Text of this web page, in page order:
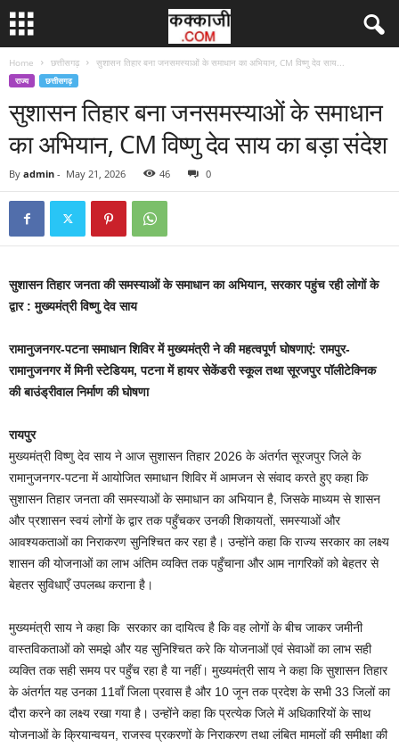
Home छत्तीसगढ़ सुशासन तिहार बना जनसमस्याओं के समाधान का अभियान, CM विष्णु देव साय...
राज्य छत्तीसगढ़
सुशासन तिहार बना जनसमस्याओं के समाधान
का अभियान, CM विष्णु देव साय का बड़ा संदेश
By admin - May 21, 2026 46 0
सुशासन तिहार जनता की समस्याओं के समाधान का अभियान, सरकार पहुंच रही लोगों के
द्वार : मुख्यमंत्री विष्णु देव साय
रामानुजनगर-पटना समाधान शिविर में मुख्यमंत्री ने की महत्वपूर्ण घोषणाएं: रामपुर-
रामानुजनगर में मिनी स्टेडियम, पटना में हायर सेकेंडरी स्कूल तथा सूरजपुर पॉलीटेक्निक
की बाउंड्रीवाल निर्माण की घोषणा
रायपुर
मुख्यमंत्री विष्णु देव साय ने आज सुशासन तिहार 2026 के अंतर्गत सूरजपुर जिले के
रामानुजनगर-पटना में आयोजित समाधान शिविर में आमजन से संवाद करते हुए कहा कि
सुशासन तिहार जनता की समस्याओं के समाधान का अभियान है, जिसके माध्यम से शासन
और प्रशासन स्वयं लोगों के द्वार तक पहुँचकर उनकी शिकायतों, समस्याओं और
आवश्यकताओं का निराकरण सुनिश्चित कर रहा है। उन्होंने कहा कि राज्य सरकार का लक्ष्य
शासन की योजनाओं का लाभ अंतिम व्यक्ति तक पहुँचाना और आम नागरिकों को बेहतर से
बेहतर सुविधाएँ उपलब्ध कराना है।
मुख्यमंत्री साय ने कहा कि सरकार का दायित्व है कि वह लोगों के बीच जाकर जमीनी
वास्तविकताओं को समझे और यह सुनिश्चित करे कि योजनाओं एवं सेवाओं का लाभ सही
व्यक्ति तक सही समय पर पहुँच रहा है या नहीं। मुख्यमंत्री साय ने कहा कि सुशासन तिहार
के अंतर्गत यह उनका 11वाँ जिला प्रवास है और 10 जून तक प्रदेश के सभी 33 जिलों का
दौरा करने का लक्ष्य रखा गया है। उन्होंने कहा कि प्रत्येक जिले में अधिकारियों के साथ
योजनाओं के क्रियान्वयन, राजस्व प्रकरणों के निराकरण तथा लंबित मामलों की समीक्षा की